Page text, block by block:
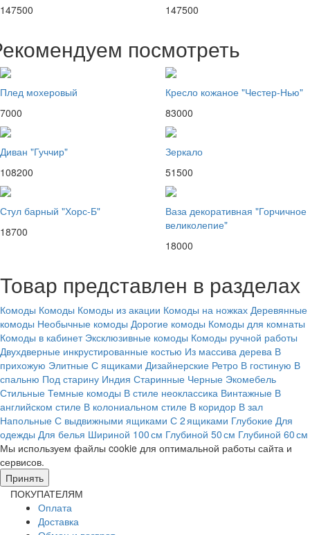
147500
147500
посмотреть
Плед мохеровый
7000
Кресло кожаное "Честер-Нью"
83000
Диван "Гуччир"
108200
Зеркало
51500
Стул барный "Хорс-Б"
18700
Ваза декоративная "Горчичное
великолепие"
18000
Товар представлен в разделах
Комоды Комоды Комоды из акации Комоды на ножках Деревянные
комоды Необычные комоды Дорогие комоды Комоды для комнаты
Комоды в кабинет Эксклюзивные комоды Комоды ручной работы
Двухдверные инкрустированные костью Из массива дерева В
прихожую Элитные С ящиками Дизайнерские Ретро В гостиную В
спальню Под старину Индия Старинные Черные Экомебель
Стильные Темные комоды В стиле неоклассика Винтажные В
английском стиле В колониальном стиле В коридор В зал
Напольные С выдвижными ящиками С 2 ящиками Глубокие Для
одежды Для белья Шириной 100 см Глубиной 50 см Глубиной 60 см
Мы используем файлы cookie для оптимальной работы сайта и
сервисов.
Принять
ПОКУПАТЕЛЯМ
Оплата
Доставка